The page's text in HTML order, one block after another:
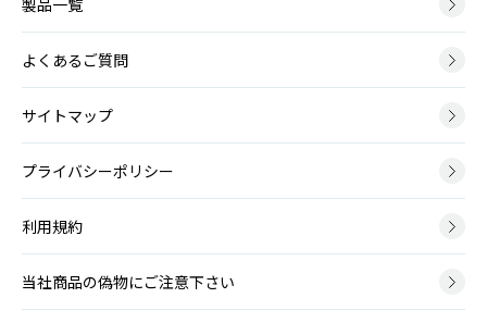
のうせん
のどの扁桃には多数のくぼみがあります。そのくぼみに細菌やウイル
スの死骸、食べかすなどがたまって形成される白っぽい塊が膿栓で
咽頭がん
いんとうがん
咽頭とは鼻の奥から食道の上までの、空気や飲食物が通るところで
す。上から順に上咽頭・中咽頭・下咽頭に分けられ、いずれの部位に
もがんができます。
アデノイド増殖症
ポリープ様声帯
ぽりーぷようせいたい
ポリープ様声帯とは、声帯の左右両側が全体的にむくんだように腫れ
吃音
きつおん
吃音（きつおん、どもり）とは、声を出す通り道に異常はみられませ
んが、滑らかな発話ができない言語障害です。
しんけいきんしっかん
病気です。
脳血管障害後
脳血管障害とは、脳の血管がつまる脳梗塞と、脳の血管が破れる脳出
血・くも膜下出血のことで、その後遺症としてのどに症状がでること
があります。
製品一覧
よくあるご質問
サイトマップ
プライバシーポリシー
利用規約
当社商品の偽物にご注意下さい